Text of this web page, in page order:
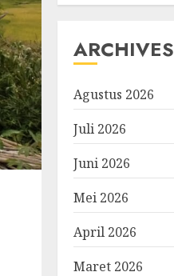
ARCHIVES
Agustus 2026
Juli 2026
Juni 2026
Mei 2026
April 2026
Maret 2026